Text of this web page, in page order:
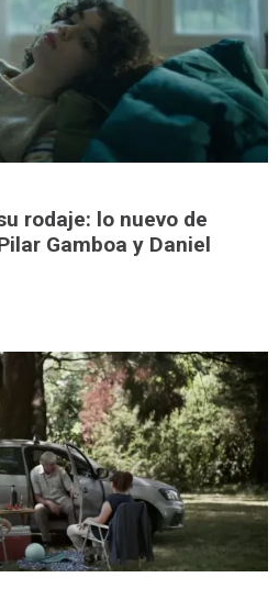
rodaje: lo nuevo de
Gamboa y Daniel